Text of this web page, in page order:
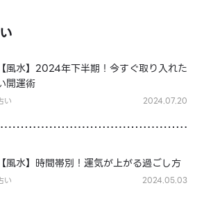
【風水】2024年下半期！今すぐ取り入れた
開運術
い 2024.07.20
【風水】時間帯別！運気が上がる過ごし方
い 2024.05.03